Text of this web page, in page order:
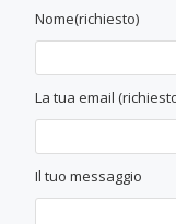
Nome(richiesto)
La tua email
Il tuo messaggio